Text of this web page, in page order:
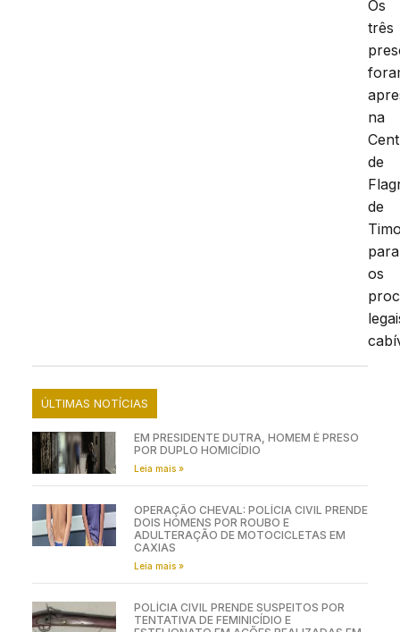
Os
três
na
de
de
para
os
ÚLTIMAS NOTÍCIAS
EM PRESIDENTE DUTRA, HOMEM É PRESO
POR DUPLO HOMICÍDIO
Leia mais »
OPERAÇÃO CHEVAL: POLÍCIA CIVIL PRENDE
DOIS HOMENS POR ROUBO E
ADULTERAÇÃO DE MOTOCICLETAS EM
CAXIAS
Leia mais »
POLÍCIA CIVIL PRENDE SUSPEITOS POR
TENTATIVA DE FEMINICÍDIO E